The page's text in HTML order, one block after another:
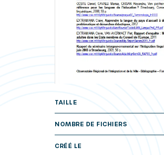
TAILLE
NOMBRE DE FICHIERS
CRÉÉ LE